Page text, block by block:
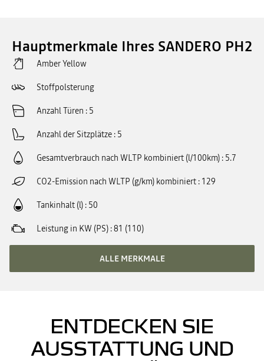
Hauptmerkmale Ihres SANDERO PH2
Amber Yellow
Stoffpolsterung
Anzahl Türen 5
Anzahl der Sitzplätze 5
Gesamtverbrauch nach WLTP kombiniert (l/100km) 5.7
CO2-Emission nach WLTP (g/km) kombiniert 129
Tankinhalt (l) 50
Leistung in KW (PS) 81 (110)
ALLE MERKMALE
ENTDECKEN SIE
AUSSTATTUNG UND